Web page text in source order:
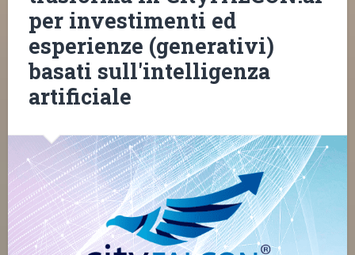
per investimenti ed
esperienze (generativi)
basati sull'intelligenza
artificiale